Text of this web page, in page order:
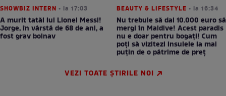
SHOWBIZ INTERN • la 17:03
A murit tatăl lui Lionel Messi!
Jorge, în vârstă de 68 de ani, a
fost grav bolnav
BEAUTY & LIFESTYLE • la 16:34
Nu trebuie să dai 10.000 euro să
mergi în Maldive! Acest paradis
nu e doar pentru bogați! Cum
poți să vizitezi insulele la mai
puțin de o pătrime de preț
VEZI TOATE ȘTIRILE NOI